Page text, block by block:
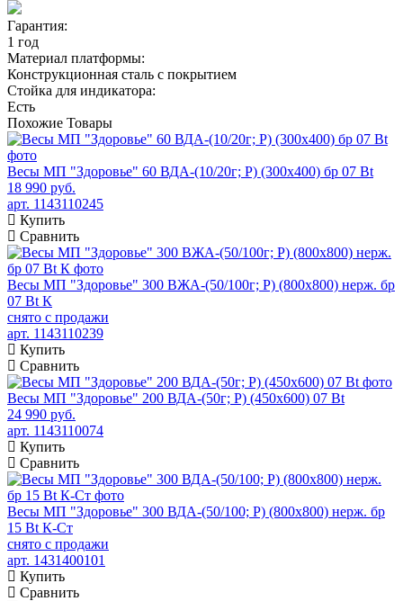
Гарантия:
1 год
Материал платформы:
Конструкционная сталь с покрытием
Стойка для индикатора:
Есть
Похожие Товары
Весы МП "Здоровье" 60 ВДА-(10/20г; Р) (300х400) бр 07 Bt
18 990 руб.
арт. 1143110245
Купить
Сравнить
Весы МП "Здоровье" 300 ВЖА-(50/100г; Р) (800х800) нерж. бр
07 Bt К
снято с продажи
арт. 1143110239
Купить
Сравнить
Весы МП "Здоровье" 200 ВДА-(50г; Р) (450х600) 07 Bt
24 990 руб.
арт. 1143110074
Купить
Сравнить
Весы МП "Здоровье" 300 ВДА-(50/100; Р) (800х800) нерж. бр
15 Bt К-Ст
снято с продажи
арт. 1431400101
Купить
Сравнить